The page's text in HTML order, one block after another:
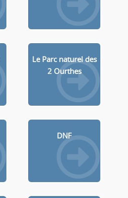
Le Parc naturel des
2 Ourthes
DNF